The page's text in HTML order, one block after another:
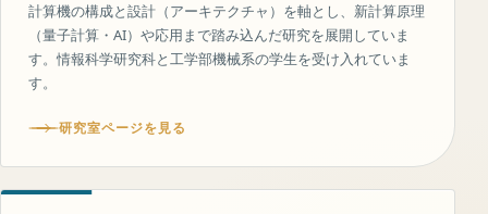
計算機の構成と設計（アーキテクチャ）を軸とし、新計算原理
（量子計算・AI）や応用まで踏み込んだ研究を展開していま
す。情報科学研究科と工学部機械系の学生を受け入れていま
す。
研究室ページを見る